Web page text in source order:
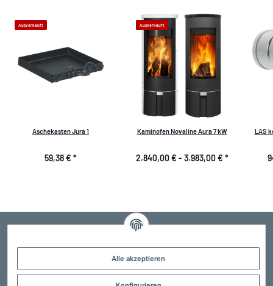
Alle akzeptieren
Ausverkauft
Aschekasten Jura 1
59,38 € *
Ausverkauft
Kaminofen Novaline Aura 7 kW
2.840,00 € -3.983,00 € *
LAS
Der Profi für Edelstahlschornsteine, Schornsteinsanierung und Schornsteintechnik
jeglicher Art. Kostenlose Fachberatung, sprechen Sie uns an !